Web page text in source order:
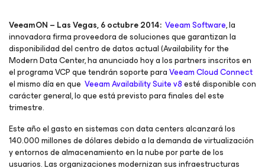
VeeamON – Las Vegas, 6 octubre 2014: Veeam Software, la
innovadora firma proveedora de soluciones que garantizan la
disponibilidad del centro de datos actual (Availability for the
Modern Data Center, ha anunciado hoy a los partners inscritos en
el programa VCP que tendrán soporte paraVeeam Cloud Connect
el mismo día en que Veeam Availability Suite v8esté disponible con
carácter general, lo que está previsto para finales del este
trimestre.
Este año el gasto en sistemas con data centers alcanzará los
140.000 millones de dólares debido a la demanda de virtualización
y entornos de almacenamiento en la nube por parte de los
usuarios. Las organizaciones modernizan sus infraestructuras